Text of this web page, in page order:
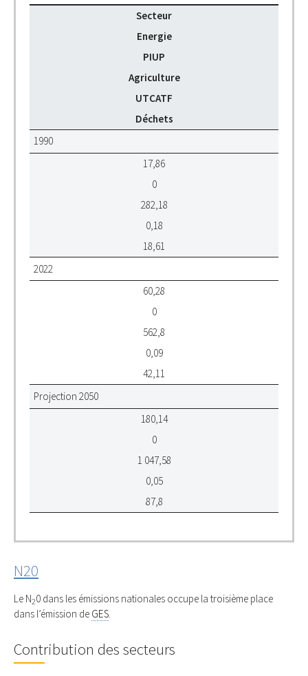
Secteur
Energie
PIUP
Agriculture
UTCATF
Déchets
1990
17,86
0
282,18
0,18
18,61
2022
60,28
0
562,8
0,09
42,11
Projection 2050
180,14
0
1 047,58
0,05
87,8
N20
Le N20 dans les émissions nationales occupe la troisième place
dans l’émission de GES
Contribution des secteurs